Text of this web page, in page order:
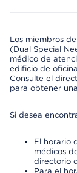
Los miembros
(Dual Special
médico de
edificio de
Consulte el
para obtener
Si desea
El horario
médicos
directorio
Para el